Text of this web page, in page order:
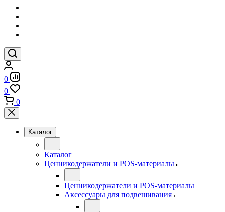
0
0
0
Каталог
Каталог
Ценникодержатели и POS-материалы
Ценникодержатели и POS-материалы
Аксессуары для подвешивания